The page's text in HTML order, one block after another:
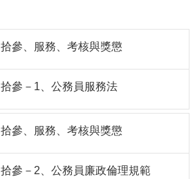
拾參、服務、考核與獎懲
拾參－1、公務員服務法
拾參、服務、考核與獎懲
拾參－2、公務員廉政倫理規範